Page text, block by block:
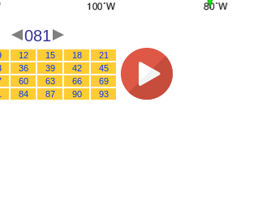
081
12 15 18
21
36 39 42
45
60 63 66
69
84 87 90 93